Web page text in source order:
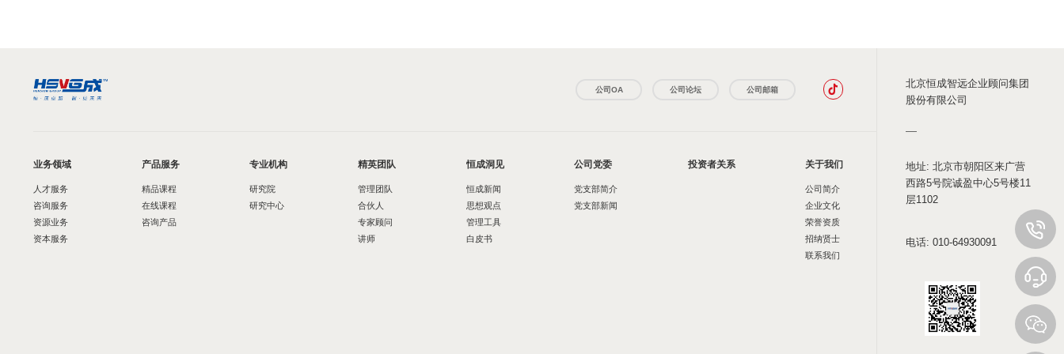
公司OA 公司论坛 公司邮箱
业务领域
人才服务
咨询服务
资源业务
资本服务
产品服务
精品课程
在线课程
咨询产品
专业机构
研究院
研究中心
精英团队
管理团队
合伙人
专家顾问
讲师
恒成洞见
恒成新闻
思想观点
管理工具
白皮书
公司党委
党支部简介
党支部新闻
投资者关系 关于我们
公司简介
企业文化
荣誉资质
招纳贤士
联系我们
北京恒成智远企业顾问集团
股份有限公司
地址: 北京市朝阳区来广营
西路5号院诚盈中心5号楼11
层1102
电话: 010-64930091